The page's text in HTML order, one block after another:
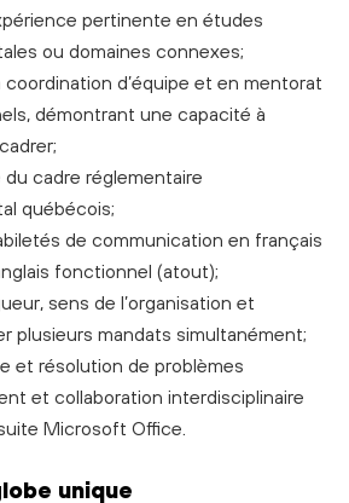
pertinente en études
ou domaines connexes;
d’équipe et en mentorat
démontrant une capacité à
cadre réglementaire
québécois;
de communication en français
fonctionnel (atout);
sens de l’organisation et
plusieurs mandats simultanément;
et résolution de problèmes
et collaboration interdisciplinaire
Microsoft Office.
unique